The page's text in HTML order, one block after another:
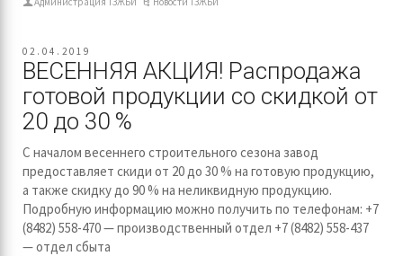
02.04.2019
ВЕСЕННЯЯ АКЦИЯ! Распродажа
готовой продукции со скидкой от
20 до 30 %
С началом весеннего строительного сезона завод
предоставляет скиди от 20 до 30 % на готовую продукцию,
а также скидку до 90 % на неликвидную продукцию.
Подробную информацию можно получить по телефонам: +7
(8482) 558-470 — производственный отдел +7 (8482) 558-437
— отдел сбыта